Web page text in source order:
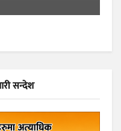
सन्देश